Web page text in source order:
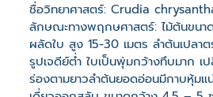
ชื่อวิทยาศาสตร์: Crudia
ลักษณะทางพฤกษศาสตร์: ไม้ต้นขนา
ผลัดใบ สูง 15-30 เมตร ลำต้นเปลา
รูปเจดีย์ต่ำ ใบเป็นพุ่มกว้างทึบมาก เ
ร่องตามยาวลำต้นยอดอ่อนมีกาบหุ้มแ